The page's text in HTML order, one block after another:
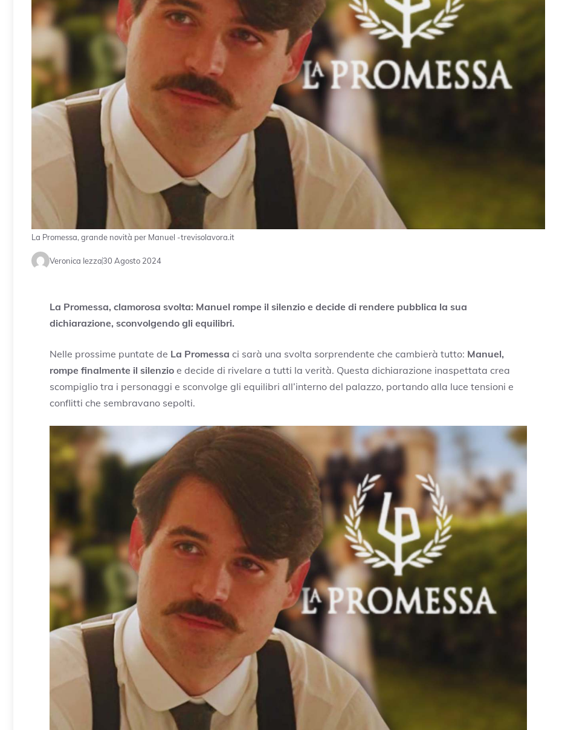
La Promessa, grande novità per Manuel -trevisolavora.it
Veronica Iezza30 Agosto 2024
La Promessa, clamorosa svolta: Manuel rompe il silenzio e decide di rendere pubblica la sua
dichiarazione, sconvolgendo gli equilibri.
Nelle prossime puntate de La Promessa ci sarà una svolta sorprendente che cambierà tutto: Manuel,
rompe finalmente il silenzio e decide di rivelare a tutti la verità. Questa dichiarazione inaspettata crea
scompiglio tra i personaggi e sconvolge gli equilibri all’interno del palazzo, portando alla luce tensioni e
conflitti che sembravano sepolti.